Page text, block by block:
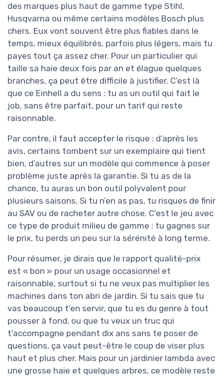
des marques plus haut de gamme type Stihl,
Husqvarna ou même certains modèles Bosch plus
chers. Eux vont souvent être plus fiables dans le
temps, mieux équilibrés, parfois plus légers, mais tu
payes tout ça assez cher. Pour un particulier qui
taille sa haie deux fois par an et élague quelques
branches, ça peut être difficile à justifier. C’est là
que ce Einhell a du sens : tu as un outil qui fait le
job, sans être parfait, pour un tarif qui reste
raisonnable.
Par contre, il faut accepter le risque : d’après les
avis, certains tombent sur un exemplaire qui tient
bien, d’autres sur un modèle qui commence à poser
problème juste après la garantie. Si tu as de la
chance, tu auras un bon outil polyvalent pour
plusieurs saisons. Si tu n’en as pas, tu risques de finir
au SAV ou de racheter autre chose. C’est le jeu avec
ce type de produit milieu de gamme : tu gagnes sur
le prix, tu perds un peu sur la sérénité à long terme.
Pour résumer, je dirais que le rapport qualité-prix
est « bon » pour un usage occasionnel et
raisonnable, surtout si tu ne veux pas multiplier les
machines dans ton abri de jardin. Si tu sais que tu
vas beaucoup t’en servir, que tu es du genre à tout
pousser à fond, ou que tu veux un truc qui
t’accompagne pendant dix ans sans te poser de
questions, ça vaut peut-être le coup de viser plus
haut et plus cher. Mais pour un jardinier lambda avec
une grosse haie et quelques arbres, ce modèle reste